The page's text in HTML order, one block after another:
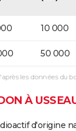
10 000
50 000
les données du
À
d'origine